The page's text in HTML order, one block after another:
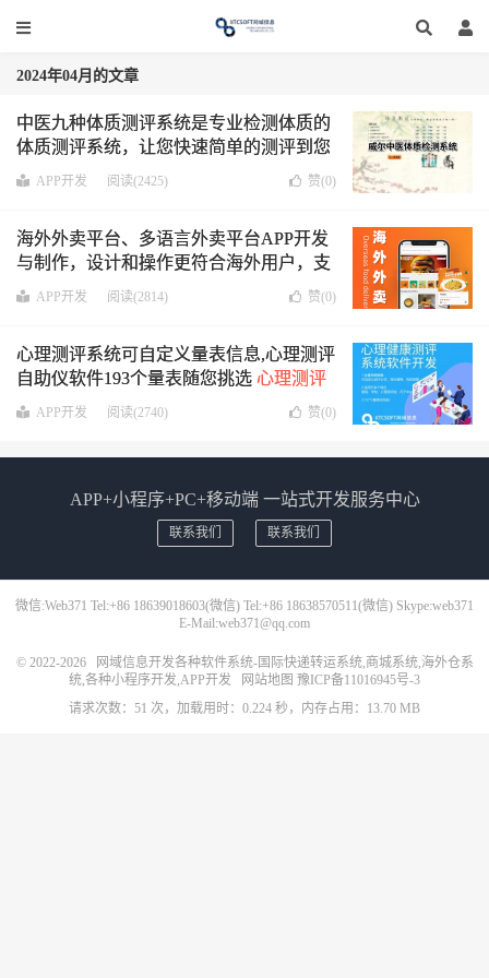
2024年04月的文章
中医九种体质测评系统是专业检测体质的
体质测评系统，让您快速简单的测评到您
的身体体质 操作简单易上手
APP开发 阅读(2425) 赞(0)
海外外卖平台、多语言外卖平台APP开发
与制作，设计和操作更符合海外用户，支
持海外支付，支持海外手机验证，支持海
APP开发 阅读(2814) 赞(0)
心理测评系统可自定义量表信息,心理测评
自助仪软件193个量表随您挑选 心理测评
系统可自定义因子公式,得分解释,风险预
警,适用于心理测评室,医院,学校,月子中心
APP开发 阅读(2740) 赞(0)
APP+小程序+PC+移动端 一站式开发服务中心
联系我们 联系我们
微信:Web371 Tel:+86 18639018603(微信) Tel:+86 18638570511(微信) Skype:web371
E-Mail:web371@qq.com
© 2022-2026
网域信息开发各种软件系统-国际快递转运系统,商城系统,海外仓系
统,各种小程序开发,APP开发
网站地图 豫ICP备11016945号-3
请求次数：51 次，加载用时：0.224 秒，内存占用：13.70 MB